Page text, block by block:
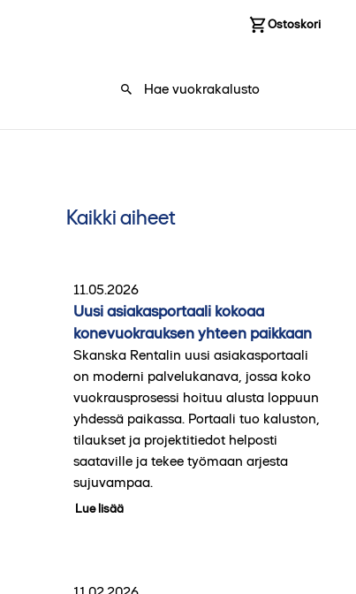
Ostoskori
Kaikki aiheet
11.05.2026
Uusi asiakasportaali kokoaa
konevuokrauksen yhteen paikkaan
Skanska Rentalin uusi asiakasportaali
on moderni palvelukanava, jossa koko
vuokrausprosessi hoituu alusta loppuun
yhdessä paikassa. Portaali tuo kaluston,
tilaukset ja projektitiedot helposti
saataville ja tekee työmaan arjesta
sujuvampaa.
Lue lisää